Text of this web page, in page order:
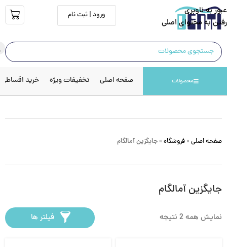
عبور به ناوبری
رفتن به محتوای اصلی
ورود | ثبت نام
محصولات صفحه اصلی تخفیفات ویژه خرید اقساطی
صفحه اصلی » فروشگاه » جایگزین آمالگام
جایگزین آمالگام
نمایش همه 2 نتیجه فیلتر ها